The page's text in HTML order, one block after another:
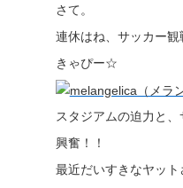
さて。
連休はね、サッカー観
きゃぴー☆
スタジアムの迫力と
興奮！！
最近だいすきなヤッ